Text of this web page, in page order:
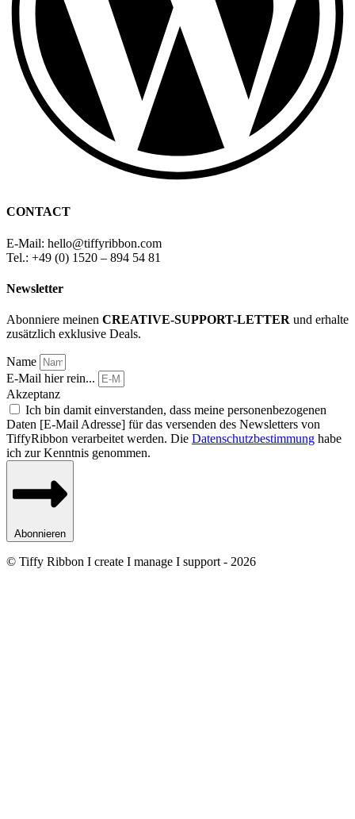
CONTACT
E-Mail: hello@tiffyribbon.com
Tel.: +49 (0) 1520 – 894 54 81
Newsletter
Abonniere meinen CREATIVE-SUPPORT-LETTER und erhalte
zusätzlich exklusive Deals.
Name
E-Mail hier rein...
Akzeptanz
Ich bin damit einverstanden, dass meine personenbezogenen
Daten [E-Mail Adresse] für das versenden des Newsletters von
TiffyRibbon verarbeitet werden. Die Datenschutzbestimmung habe
ich zur Kenntnis genommen.
Abonnieren
© Tiffy Ribbon I create I manage I support - 2026